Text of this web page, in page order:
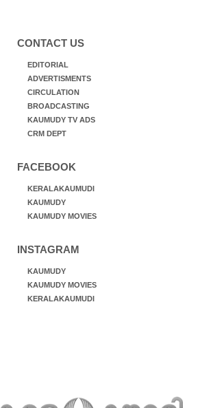
CONTACT US
EDITORIAL
ADVERTISMENTS
CIRCULATION
BROADCASTING
KAUMUDY TV ADS
CRM DEPT
FACEBOOK
KERALAKAUMUDI
KAUMUDY
KAUMUDY MOVIES
INSTAGRAM
KAUMUDY
KAUMUDY MOVIES
KERALAKAUMUDI